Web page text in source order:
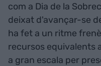
com a Dia de la
deixat d'avançar-se
ha fet a un ritme
recursos equivalents
a gran escala per